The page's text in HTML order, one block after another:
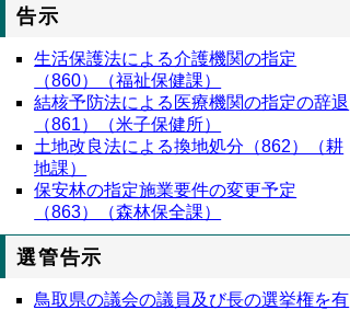
告示
生活保護法による介護機関の指定
（860）（福祉保健課）
結核予防法による医療機関の指定の辞退
（861）（米子保健所）
土地改良法による換地処分（862）（耕
地課）
保安林の指定施業要件の変更予定
（863）（森林保全課）
選管告示
鳥取県の議会の議員及び長の選挙権を有